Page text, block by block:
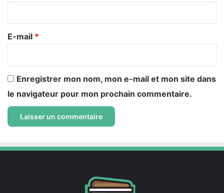
r
e
E-mail *
Enregistrer mon nom, mon e-mail et mon site dans
le navigateur pour mon prochain commentaire.